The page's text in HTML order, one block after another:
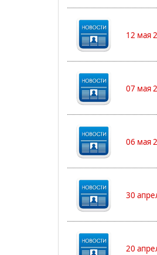
12 мая
07 мая
06 мая
30
20